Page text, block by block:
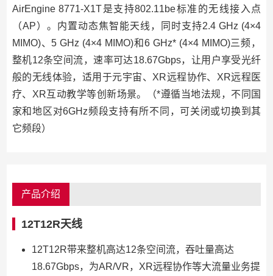
AirEngine 8771-X1T是支持802.11be标准的无线接入点
（AP）。内置动态焦智能天线，同时支持2.4 GHz (4×4
MIMO)、5 GHz (4×4 MIMO)和6 GHz* (4×4 MIMO)三频，
整机12条空间流，速率可达18.67Gbps，让用户享受光纤
般的无线体验，适用于元宇宙、XR远程协作、XR远程医
疗、XR互动教学等创新场景。（*遵循当地法规，不同国
家和地区对6GHz频段支持有所不同，可关闭或切换到其
它频段）
产品介绍
12T12R天线
12T12R带来整机高达12条空间流，吞吐量高达
18.67Gbps，为AR/VR，XR远程协作等大流量业务提